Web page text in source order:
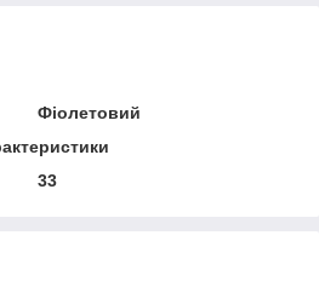
Фіолетовий
33